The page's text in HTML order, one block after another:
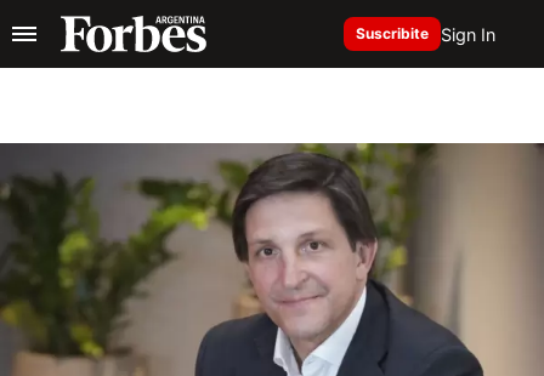
Suscribite Sign In